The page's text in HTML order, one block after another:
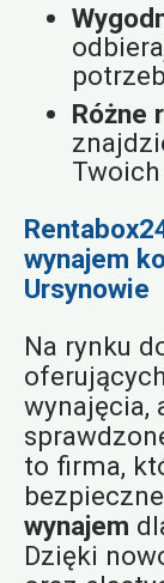
Różne
wynajem
Ursynowie
Na rynku
oferujących
wynajęcia,
to firma,
bezpieczne
wynajem
Dzięki